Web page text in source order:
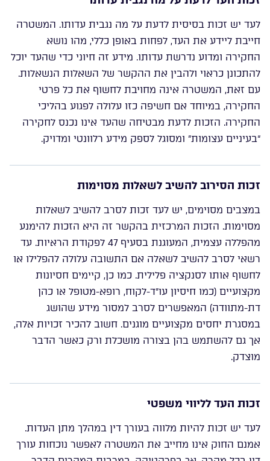
לעד יש זכות בסיסית לדעת על מה נגבית עדותו. המשטרה
חייבת ליידע את העד, לפחות באופן כללי, מהו נושא
החקירה ומדוע נדרשת עדותו. מידע זה חיוני כדי שהעד יוכל
להתכונן כראוי ולהבין את ההקשר של השאלות הנשאלות.
עם זאת, המשטרה אינה מחויבת לחשוף את כל פרטי
החקירה, במיוחד אם חשיפה כזו עלולה לפגוע בהליכי
החקירה. הזכות לדעת מבטיחה שהעד אינו נכנס לחקירה
“בעיניים עצומות” ומסוגל לספק מידע רלוונטי ומדויק.
זכות הסירוב להשיב לשאלות מסוימות
במצבים מסוימים, יש לעד זכות לסרב להשיב לשאלות
מסוימות. הזכות המרכזית בהקשר זה היא הזכות להימנע
מהפללה עצמית, המעוגנת בסעיף 47 לפקודת הראיות. עד
רשאי לסרב להשיב לשאלה אם התשובה עלולה להפלילו או
לחשוף אותו לסנקציה פלילית. כמו כן, קיימים חסיונות
מקצועיים (כמו חיסיון עו”ד-לקוח, רופא-מטופל או כהן
דת-מתוודה) המאפשרים לסרב למסור מידע שהושג
במסגרת יחסים מקצועיים מוגנים. חשוב להכיר זכויות אלה,
אך גם להשתמש בהן בצורה מושכלת ורק כאשר הדבר
מוצדק.
זכות העד לליווי משפטי
לעד יש זכות להיות מלווה בעורך דין במהלך מתן העדות.
אמנם החוק אינו מחייב את המשטרה לאפשר נוכחות עורך